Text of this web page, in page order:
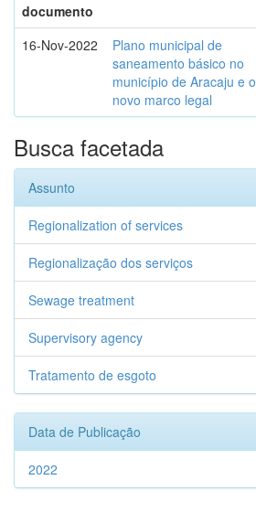
documento
16-Nov-2022
Plano municipal de
saneamento básico no
município de Aracaju e o
novo marco legal
Busca facetada
Assunto
Regionalization of services
Regionalização dos serviços
Sewage treatment
Supervisory agency
Tratamento de esgoto
Data de Publicação
2022